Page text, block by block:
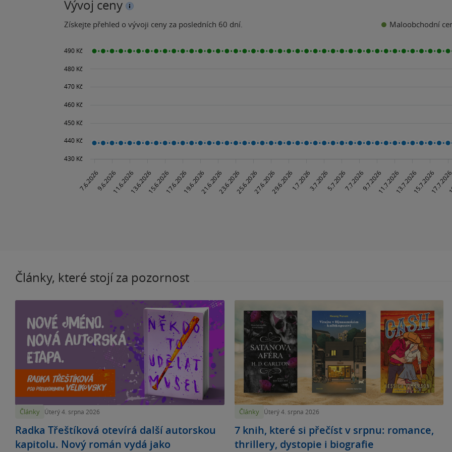
Vývoj ceny
Získejte přehled o vývoji ceny za posledních 60 dní. Maloobchodní
Články, které stojí za pozornost
Články Úterý 4. srpna 2026
Radka Třeštíková otevírá další autorskou
kapitolu. Nový román vydá jako
Články Úterý 4. srpna 2026
7 knih, které si přečíst v srpnu: romance,
thrillery, dystopie i biografie